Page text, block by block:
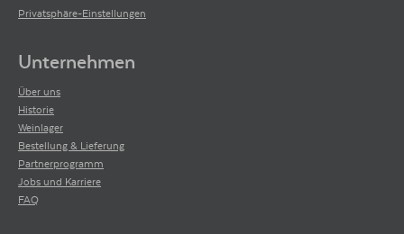
Privatsphäre-Einstellungen
Unternehmen
Über uns
Historie
Weinlager
Bestellung & Lieferung
Partnerprogramm
Jobs und Karriere
FAQ